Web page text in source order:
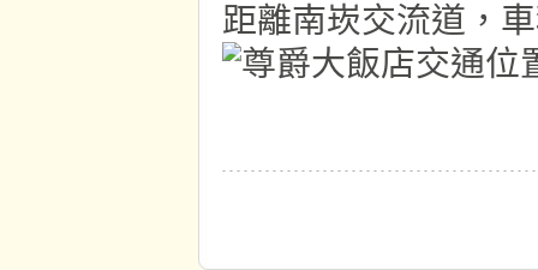
距離南崁交流道，